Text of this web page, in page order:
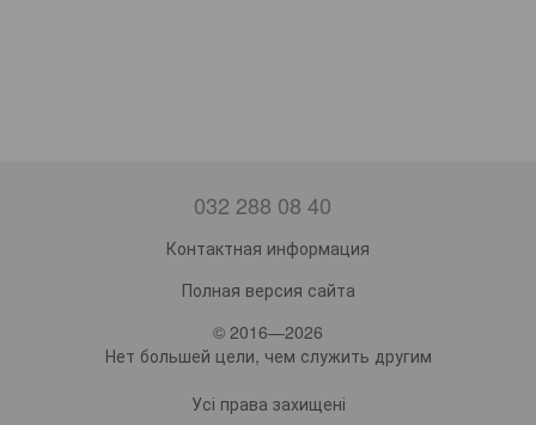
032 288 08 40
Контактная информация
Полная версия сайта
© 2016—2026
Нет большей цели, чем служить другим
Усі права захищені